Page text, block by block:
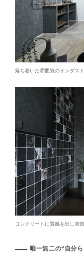
落ち着いた雰囲気のインダスト
コンクリートに質感を出し表情
唯一無二の“自分